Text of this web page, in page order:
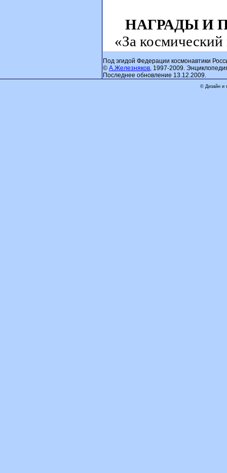
НАГРАДЫ И
«За
Под эгидой Федерации космонавтики
© А.Железняков, 1997-2009.
Последнее обновление 13.12.2009.
© Дизайн и